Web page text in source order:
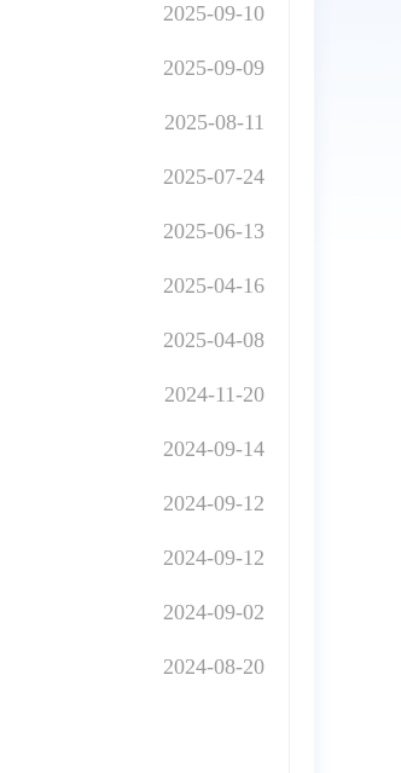
2025-09-10
2025-09-09
2025-08-11
2025-07-24
2025-06-13
2025-04-16
2025-04-08
2024-11-20
2024-09-14
2024-09-12
2024-09-12
2024-09-02
2024-08-20